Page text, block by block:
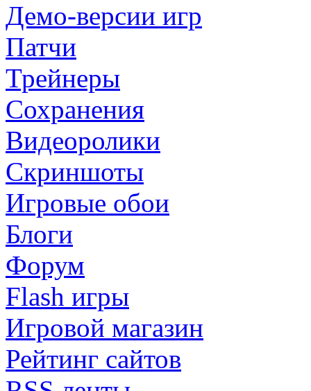
Демо-версии игр
Патчи
Трейнеры
Сохранения
Видеоролики
Скриншоты
Игровые обои
Блоги
Форум
Flash игры
Игровой магазин
Рейтинг сайтов